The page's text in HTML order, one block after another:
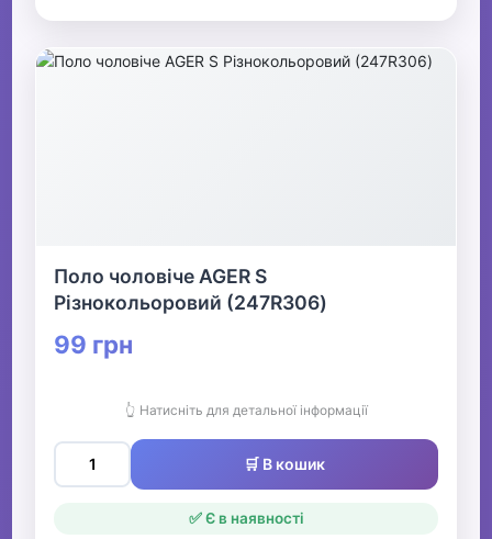
Поло чоловіче AGER S
Різнокольоровий (247R306)
99 грн
👆 Натисніть для детальної інформації
🛒 В кошик
✅ Є в наявності